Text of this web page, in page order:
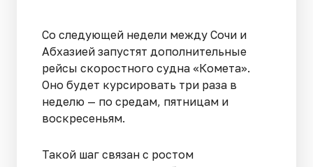
Со следующей недели между Сочи и
Абхазией запустят дополнительные
рейсы скоростного судна «Комета».
Оно будет курсировать три раза в
неделю — по средам, пятницам и
воскресеньям.
Такой шаг связан с ростом